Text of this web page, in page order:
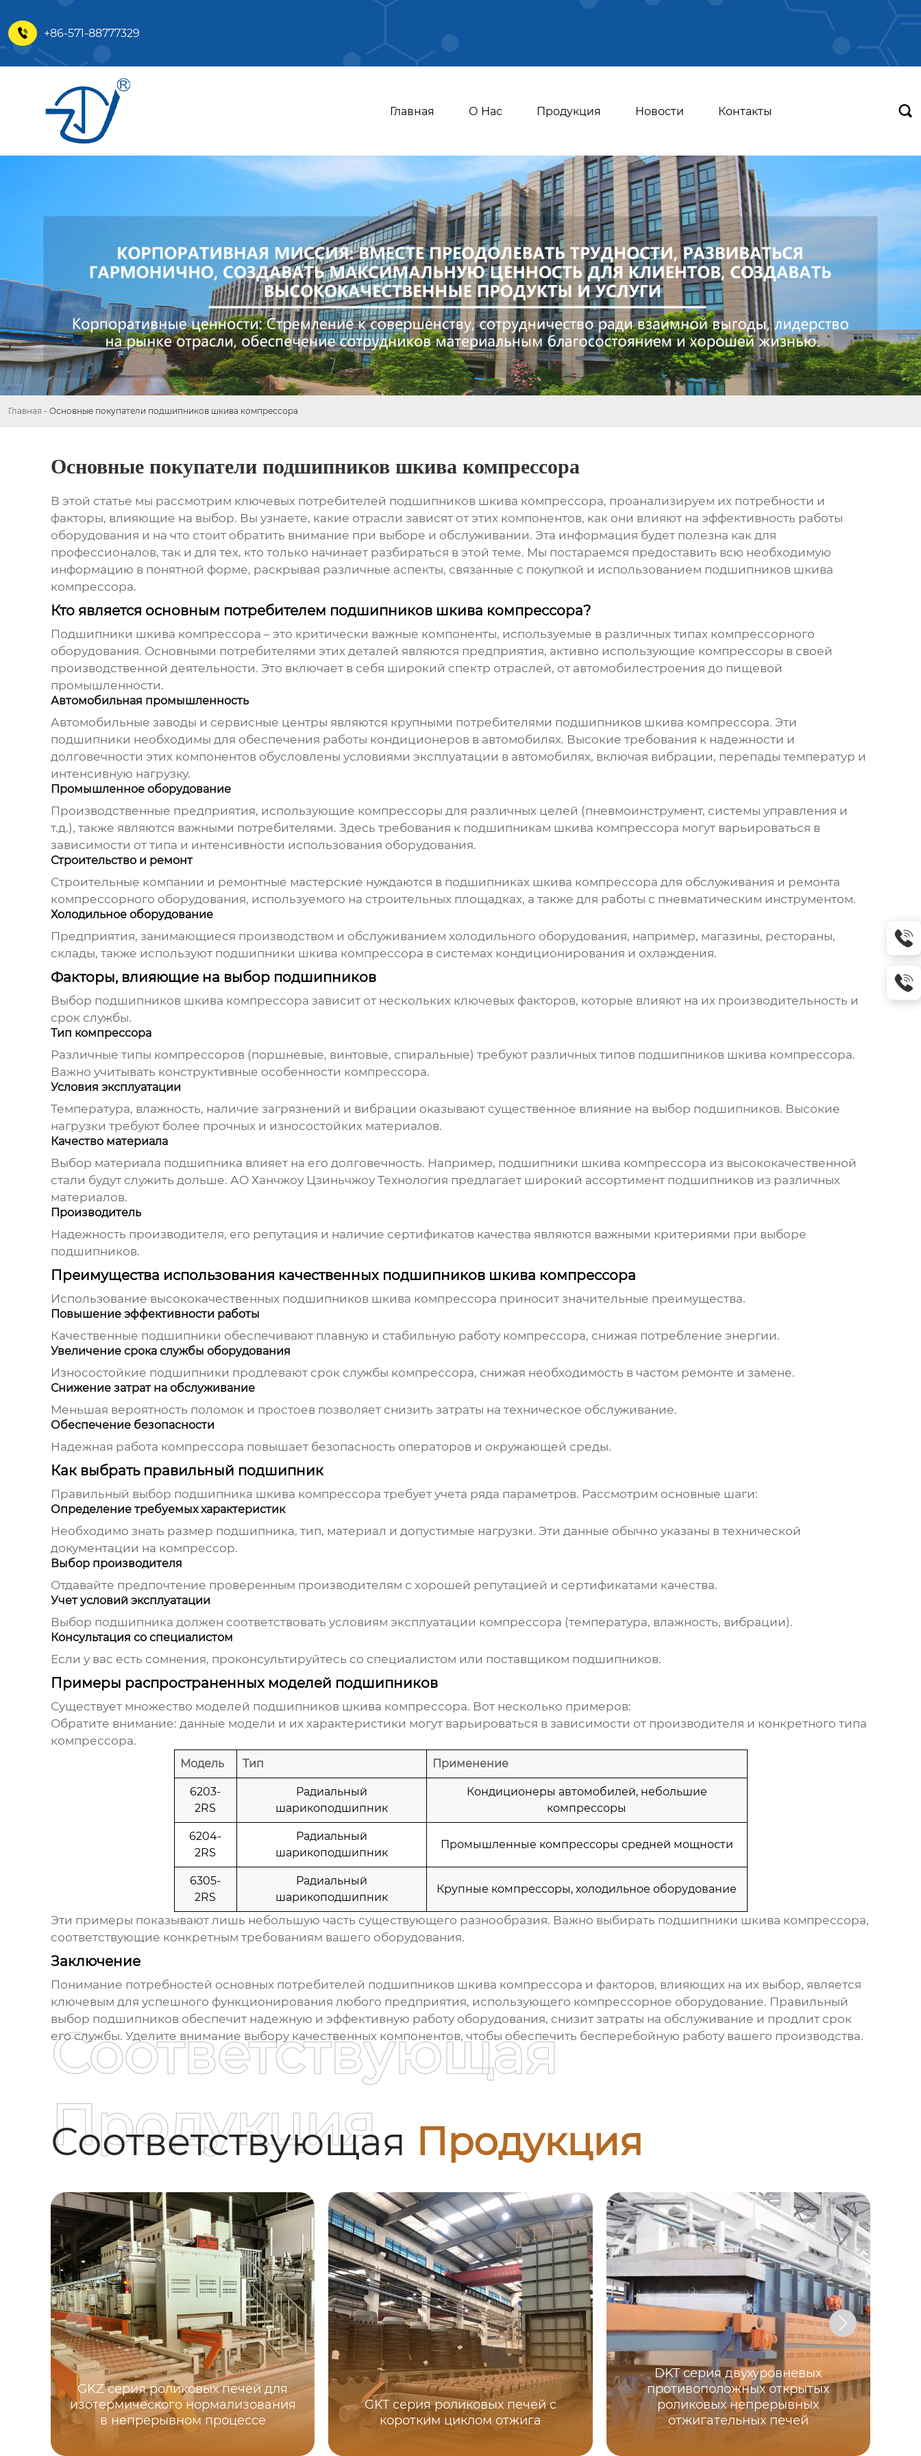
 +86-571-88777329
Главная О Нас Продукция Новости Контакты 
Главная - Основные покупатели подшипников шкива компрессора
Основные покупатели подшипников шкива компрессора
В этой статье мы рассмотрим ключевых потребителей подшипников шкива компрессора, проанализируем их потребности и
факторы, влияющие на выбор. Вы узнаете, какие отрасли зависят от этих компонентов, как они влияют на эффективность работы
оборудования и на что стоит обратить внимание при выборе и обслуживании. Эта информация будет полезна как для
профессионалов, так и для тех, кто только начинает разбираться в этой теме. Мы постараемся предоставить всю необходимую
информацию в понятной форме, раскрывая различные аспекты, связанные с покупкой и использованием подшипников шкива
компрессора.
Кто является основным потребителем подшипников шкива компрессора?
Подшипники шкива компрессора – это критически важные компоненты, используемые в различных типах компрессорного
оборудования. Основными потребителями этих деталей являются предприятия, активно использующие компрессоры в своей
производственной деятельности. Это включает в себя широкий спектр отраслей, от автомобилестроения до пищевой
промышленности.
Автомобильная промышленность
Автомобильные заводы и сервисные центры являются крупными потребителями подшипников шкива компрессора. Эти
подшипники необходимы для обеспечения работы кондиционеров в автомобилях. Высокие требования к надежности и
долговечности этих компонентов обусловлены условиями эксплуатации в автомобилях, включая вибрации, перепады температур и
интенсивную нагрузку.
Промышленное оборудование
Производственные предприятия, использующие компрессоры для различных целей (пневмоинструмент, системы управления и
т.д.), также являются важными потребителями. Здесь требования к подшипникам шкива компрессора могут варьироваться в
зависимости от типа и интенсивности использования оборудования.
Строительство и ремонт
Строительные компании и ремонтные мастерские нуждаются в подшипниках шкива компрессора для обслуживания и ремонта
компрессорного оборудования, используемого на строительных площадках, а также для работы с пневматическим инструментом.
Холодильное оборудование
Предприятия, занимающиеся производством и обслуживанием холодильного оборудования, например, магазины, рестораны,
склады, также используют подшипники шкива компрессора в системах кондиционирования и охлаждения.
Факторы, влияющие на выбор подшипников
Выбор подшипников шкива компрессора зависит от нескольких ключевых факторов, которые влияют на их производительность и
срок службы.
Тип компрессора
Различные типы компрессоров (поршневые, винтовые, спиральные) требуют различных типов подшипников шкива компрессора.
Важно учитывать конструктивные особенности компрессора.
Условия эксплуатации
Температура, влажность, наличие загрязнений и вибрации оказывают существенное влияние на выбор подшипников. Высокие
нагрузки требуют более прочных и износостойких материалов.
Качество материала
Выбор материала подшипника влияет на его долговечность. Например, подшипники шкива компрессора из высококачественной
стали будут служить дольше. АО Ханчжоу Цзиньчжоу Технология предлагает широкий ассортимент подшипников из различных
материалов.
Производитель
Надежность производителя, его репутация и наличие сертификатов качества являются важными критериями при выборе
подшипников.
Преимущества использования качественных подшипников шкива компрессора
Использование высококачественных подшипников шкива компрессора приносит значительные преимущества.
Повышение эффективности работы
Качественные подшипники обеспечивают плавную и стабильную работу компрессора, снижая потребление энергии.
Увеличение срока службы оборудования
Износостойкие подшипники продлевают срок службы компрессора, снижая необходимость в частом ремонте и замене.
Снижение затрат на обслуживание
Меньшая вероятность поломок и простоев позволяет снизить затраты на техническое обслуживание.
Обеспечение безопасности
Надежная работа компрессора повышает безопасность операторов и окружающей среды.
Как выбрать правильный подшипник
Правильный выбор подшипника шкива компрессора требует учета ряда параметров. Рассмотрим основные шаги:
Определение требуемых характеристик
Необходимо знать размер подшипника, тип, материал и допустимые нагрузки. Эти данные обычно указаны в технической
документации на компрессор.
Выбор производителя
Отдавайте предпочтение проверенным производителям с хорошей репутацией и сертификатами качества.
Учет условий эксплуатации
Выбор подшипника должен соответствовать условиям эксплуатации компрессора (температура, влажность, вибрации).
Консультация со специалистом
Если у вас есть сомнения, проконсультируйтесь со специалистом или поставщиком подшипников.
Примеры распространенных моделей подшипников
Существует множество моделей подшипников шкива компрессора. Вот несколько примеров:
Обратите внимание: данные модели и их характеристики могут варьироваться в зависимости от производителя и конкретного типа
компрессора.
Модель Тип Применение
6203-
2RS
Радиальный
шарикоподшипник
Кондиционеры автомобилей, небольшие
компрессоры
6204-
2RS
Радиальный
шарикоподшипник
Промышленные компрессоры средней мощности
6305-
2RS
Радиальный
шарикоподшипник
Крупные компрессоры, холодильное оборудование
Эти примеры показывают лишь небольшую часть существующего разнообразия. Важно выбирать подшипники шкива компрессора,
соответствующие конкретным требованиям вашего оборудования.
Заключение
Понимание потребностей основных потребителей подшипников шкива компрессора и факторов, влияющих на их выбор, является
ключевым для успешного функционирования любого предприятия, использующего компрессорное оборудование. Правильный
выбор подшипников обеспечит надежную и эффективную работу оборудования, снизит затраты на обслуживание и продлит срок
его службы. Уделите внимание выбору качественных компонентов, чтобы обеспечить бесперебойную работу вашего производства.
Соответствующая Продукция
Соответствующая
Продукция
GKZ серия роликовых печей для
изотермического нормализования
в непрерывном процессе
GKT серия роликовых печей с
коротким циклом отжига
DKT серия двухуровневых
противоположных открытых
роликовых непрерывных
отжигательных печей